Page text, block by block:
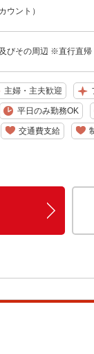
ウント）
びその周辺 ※直行直帰
主婦・主夫歓迎
平日のみ勤務OK
交通費支給